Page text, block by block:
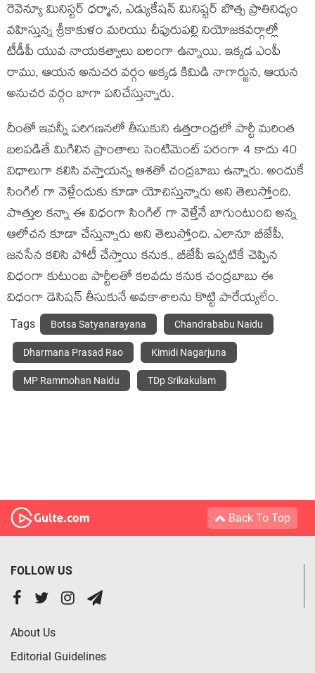
రెవెన్యూ మినిస్ట‌ర్ ధ‌ర్మాన, ఎడ్యుకేష‌న్ మినిష్ట‌ర్ బొత్స ప్రాతినిధ్యం
వ‌హిస్తున్న శ్రీ‌కాకుళం మ‌రియు చీపురుప‌ల్లి నియోజ‌క‌వ‌ర్గాల్లో
టీడీపీ యువ నాయ‌క‌త్వాలు బ‌లంగా ఉన్నాయి. ఇక్క‌డ ఎంపీ
రాము, ఆయ‌న అనుచ‌ర వ‌ర్గం అక్కడ కిమిడి నాగార్జున, ఆయ‌న
అనుచ‌ర వ‌ర్గం బాగా ప‌నిచేస్తున్నారు.
దీంతో ఇవ‌న్నీ ప‌రిగ‌ణ‌న‌లో తీసుకుని ఉత్త‌రాంధ్ర‌లో పార్టీ మ‌రింత
బ‌ల‌ప‌డితే మిగిలిన ప్రాంతాలు సెంటిమెంట్ ప‌రంగా 4 కాదు 40
విధాలుగా క‌లిసి వ‌స్తాయ‌న్న ఆశ‌తో చంద్ర‌బాబు ఉన్నారు. అందుకే
సింగిల్ గా వెళ్లేందుకు కూడా యోచిస్తున్నారు అని తెలుస్తోంది.
పొత్తుల క‌న్నా ఈ విధంగా సింగిల్ గా వెళ్తేనే బాగుంటుంది అన్న
ఆలోచ‌న కూడా చేస్తున్నారు అని తెలుస్తోంది. ఎలానూ బీజేపీ,
జ‌న‌సేన క‌లిసి పోటీ చేస్తాయి క‌నుక., బీజేపీ ఇప్ప‌టికే చెప్పిన
విధంగా కుటుంబ పార్టీల‌తో క‌ల‌వ‌దు క‌నుక చంద్ర‌బాబు ఈ
విధంగా డెసిష‌న్ తీసుకునే అవ‌కాశాల‌ను కొట్టి పారేయ్య‌లేం.
Tags Botsa Satyanarayana Chandrababu Naidu
Dharmana Prasad Rao Kimidi Nagarjuna
MP Rammohan Naidu TDp Srikakulam
Back To Top
FOLLOW US
About Us
Editorial Guidelines